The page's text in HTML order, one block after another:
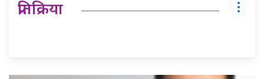
प्रतिक्रिया